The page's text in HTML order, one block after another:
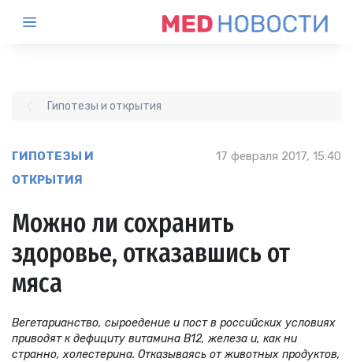
Гипотезы и открытия
ГИПОТЕЗЫ И
ОТКРЫТИЯ
17 февраля 2017, 15:40
Можно ли сохранить
здоровье, отказавшись от
мяса
Вегетарианство, сыроедение и пост в российских условиях
приводят к дефициту витамина В12, железа и, как ни
странно, холестерина. Отказываясь от животных продуктов,